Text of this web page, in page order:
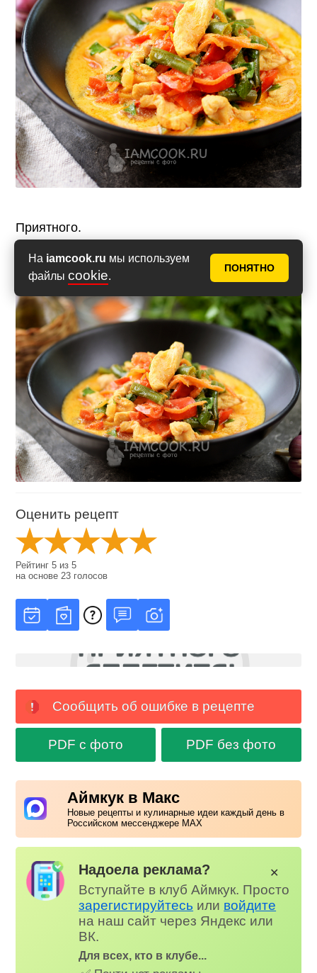
На iamcook.ru мы используем
файлы cookie.
ПОНЯТНО
Приятного.
Оценить рецепт
Рейтинг5 из5
на основе 23 голосов
Сообщить об ошибке в рецепте
PDF с фото PDF без фото
Аймкук в Макс
Новые рецепты и кулинарные идеи каждый день в
Российском мессенджере MAX
Надоела реклама?
Вступайте в клуб Аймкук. Просто
зарегистируйтесь или войдите
на наш сайт через Яндекс или
ВК.
Для всех, кто в клубе...
✕